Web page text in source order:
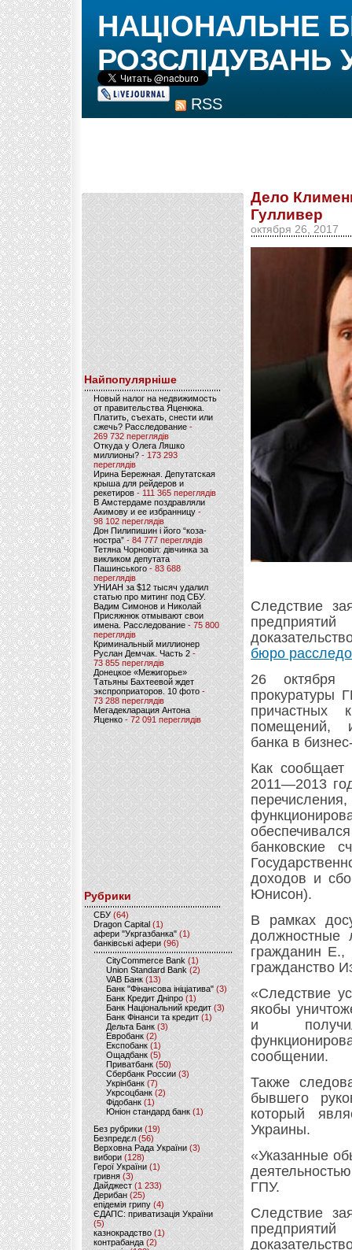
RSS
НАЦІОНАЛЬНЕ
РОЗСЛІДУВАНЬ
Найпопулярніше
Новый налог на недвижимость
от правительства Яценюка.
Платить, съехать, снести или
сжечь? Расследование-
269 732 переглядів
Откуда у Олега Ляшко
миллионы? - 173 293
переглядів
Ирина Бережная. Депутатская
крыша для рейдеров и
рекетиров - 111 365 переглядів
В Амстердаме поздравляли
Акимову и ее избранницу -
98 102 переглядів
Дон Пилипишин і його “коза-
ностра” - 84 777 переглядів
Тетяна Чорновіл: дівчинка за
викликом депутата
Пашинського- 83 688
переглядів
УНИАН за $12 тысяч удалил
статью про митинг под СБУ.
Вадим Симонов и Николай
Присяжнюк отмывают свои
имена. Расследование - 75 800
переглядів
Криминальный миллионер
Руслан Демчак. Часть 2-
73 855 переглядів
Донецкое «Межигорье»
Татьяны Бахтеевой ждет
экспроприаторов. 10 фото -
73 288 переглядів
Мегадекларация Антона
Яценко - 72 091 переглядів
Рубрики
CБУ (64)
Dragon Capital (1)
афери "Укргазбанка" (1)
банківські афери (96)
CityCommerce Bank (1)
Union Standard Bank (2)
VAB Банк (13)
Банк "Фінансова ініціатива" (3)
Банк Кредит Дніпро (1)
Банк Національний кредит (3)
Банк Фінанси та кредит (1)
Дельта Банк (3)
Евробанк(2)
Експобанк (1)
Ощадбанк(5)
Приватбанк (50)
Сбербанк России (3)
Укрінбанк(7)
Укрсоцбанк (2)
Фідобанк (1)
Юніон стандард банк(1)
Без рубрики (19)
Безпредєл(56)
Верховна Рада України (3)
вибори(128)
Герої України(1)
гривня (3)
Дайджест (1 233)
Дерибан (25)
епідемія грипу (4)
ЄДАПС: приватизація України
(5)
казнокрадство (1)
контрабанда (2)
Дело
Гулливер
октября 26, 2017
Следствие
бюро
26 октября
прокуратуры
причастных
помещений,
банка в
Как сообщает
2011—2013
банковские
доходов и
Юнисон).
В рамках
должностные
гражданин Е.,
гражданство
«Следствие
якобы
и
сообщении.
Также
бывшего
который
Украины.
«Указанные
ГПУ.
Следствие